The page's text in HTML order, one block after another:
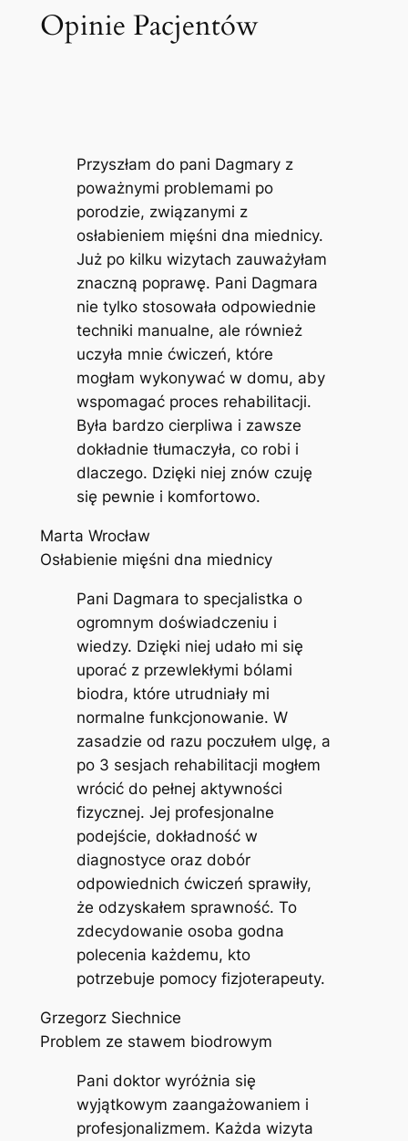
Opinie Pacjentów
Przyszłam do pani Dagmary z
poważnymi problemami po
porodzie, związanymi z
osłabieniem mięśni dna miednicy.
Już po kilku wizytach zauważyłam
znaczną poprawę. Pani Dagmara
nie tylko stosowała odpowiednie
techniki manualne, ale również
uczyła mnie ćwiczeń, które
mogłam wykonywać w domu, aby
wspomagać proces rehabilitacji.
Była bardzo cierpliwa i zawsze
dokładnie tłumaczyła, co robi i
dlaczego. Dzięki niej znów czuję
się pewnie i komfortowo.
Marta Wrocław
Osłabienie mięśni dna miednicy
Pani Dagmara to specjalistka o
ogromnym doświadczeniu i
wiedzy. Dzięki niej udało mi się
uporać z przewlekłymi bólami
biodra, które utrudniały mi
normalne funkcjonowanie. W
zasadzie od razu poczułem ulgę, a
po 3 sesjach rehabilitacji mogłem
wrócić do pełnej aktywności
fizycznej. Jej profesjonalne
podejście, dokładność w
diagnostyce oraz dobór
odpowiednich ćwiczeń sprawiły,
że odzyskałem sprawność. To
zdecydowanie osoba godna
polecenia każdemu, kto
potrzebuje pomocy fizjoterapeuty.
Grzegorz Siechnice
Problem ze stawem biodrowym
Pani doktor wyróżnia się
wyjątkowym zaangażowaniem i
profesjonalizmem. Każda wizyta